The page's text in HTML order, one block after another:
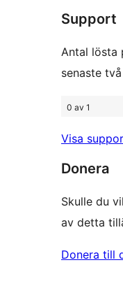
recensioner
Support
Antal lösta
senaste
0 av 1
Visa
Donera
Skulle du
av detta
Donera till